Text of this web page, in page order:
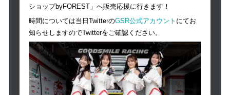
ショップbyFOREST」へ販売応援に行きます！
時間については当日TwitterのGSR公式アカウント にてお
知らせしますのでTwitterをご確認ください。